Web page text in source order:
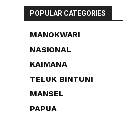
POPULAR CATEGORIES
MANOKWARI
NASIONAL
KAIMANA
TELUK BINTUNI
MANSEL
PAPUA